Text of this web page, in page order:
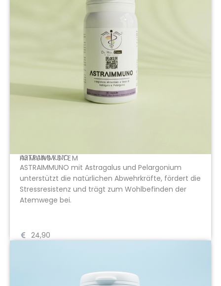
IMMUNSYSTEM
ASTRAIMMUNO
ASTRAIMMUNO mit Astragalus und Pelargonium
unterstützt die natürlichen Abwehrkräfte, fördert die
Stressresistenz und trägt zum Wohlbefinden der
Atemwege bei.
24,90